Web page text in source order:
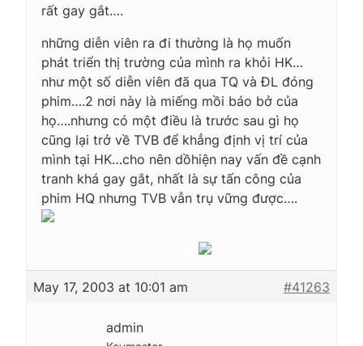
rất gay gắt….
những diễn viên ra đi thường là họ muốn
phát triển thị trường của mình ra khỏi HK…
như một số diễn viên đã qua TQ và ĐL đóng
phim….2 nơi này là miếng mồi báo bở của
họ….nhưng có một điều là trước sau gì họ
cũng lại trở về TVB để khẳng định vị trí của
mình tại HK…cho nên dồhiện nay vấn đề cạnh
tranh khá gay gắt, nhất là sự tấn công của
phim HQ nhưng TVB vẫn trụ vững được….
May 17, 2003 at 10:01 am #41263
admin